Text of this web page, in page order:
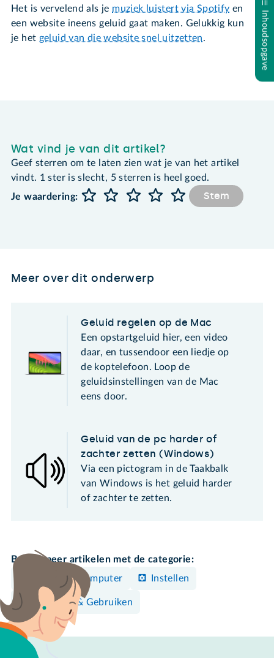
Het is vervelend als je muziek luistert via Spotify en
een website ineens geluid gaat maken. Gelukkig kun
je het geluid van die website snel uitzetten. Inhoudsopgave
Wat vind je van dit artikel?
Geef sterren om te laten zien wat je van het artikel
vindt. 1 ster is slecht, 5 sterren is heel goed.
Je waardering:
Stem
Meer over dit onderwerp
Geluid regelen op de Mac
Een opstartgeluid hier, een video
daar, en tussendoor een liedje op
de koptelefoon. Loop de
geluidsinstellingen van de Mac
eens door.
Geluid van de pc harder of
zachter zetten (Windows)
Via een pictogram in de Taakbalk
van Windows is het geluid harder
of zachter te zetten.
Bekijk meer artikelen met de categorie:
Windows-computer
Instellen
Bedienen & Gebruiken